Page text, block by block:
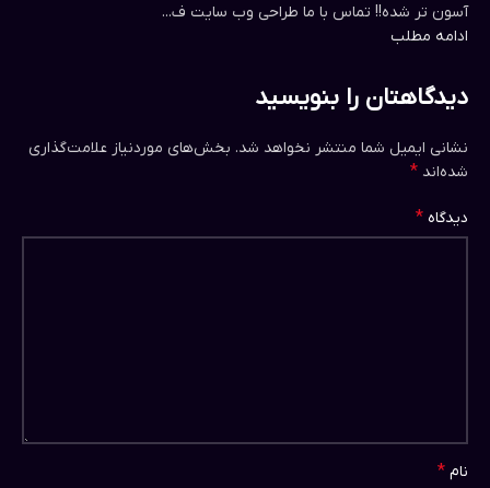
آسون تر شده!! تماس با ما طراحی وب سایت ف...
ادامه مطلب
دیدگاهتان را بنویسید
نشانی ایمیل شما منتشر نخواهد شد. بخش‌های موردنیاز علامت‌گذاری
شده‌اند *
دیدگاه *
نام *